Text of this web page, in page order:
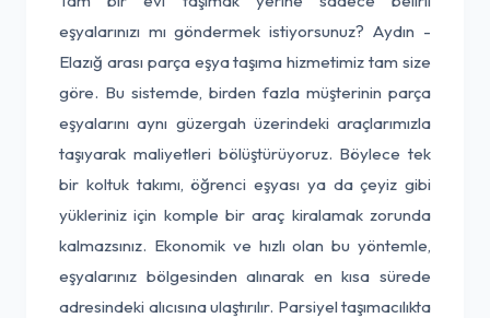
eşyalarınızı mı göndermek istiyorsunuz? Aydın -
Elazığ arası parça eşya taşıma hizmetimiz tam size
göre. Bu sistemde, birden fazla müşterinin parça
eşyalarını aynı güzergah üzerindeki araçlarımızla
taşıyarak maliyetleri bölüştürüyoruz. Böylece tek
bir koltuk takımı, öğrenci eşyası ya da çeyiz gibi
yükleriniz için komple bir araç kiralamak zorunda
kalmazsınız. Ekonomik ve hızlı olan bu yöntemle,
eşyalarınız bölgesinden alınarak en kısa sürede
adresindeki alıcısına ulaştırılır. Parsiyel taşımacılıkta